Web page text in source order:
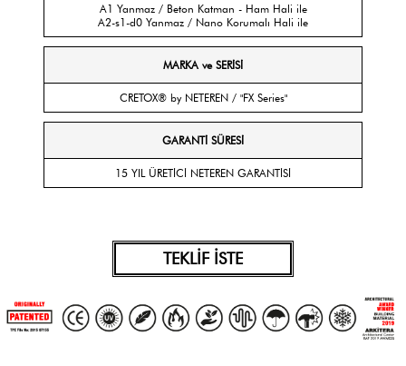
A1 Yanmaz / Beton Katman - Ham Hali ile
A2-s1-d0 Yanmaz / Nano Korumalı Hali ile
MARKA ve SERİSİ
CRETOX® by NETEREN / "FX Series"
GARANTİ SÜRESİ
15 YIL ÜRETİCİ NETEREN GARANTİSİ
TEKLİF İSTE